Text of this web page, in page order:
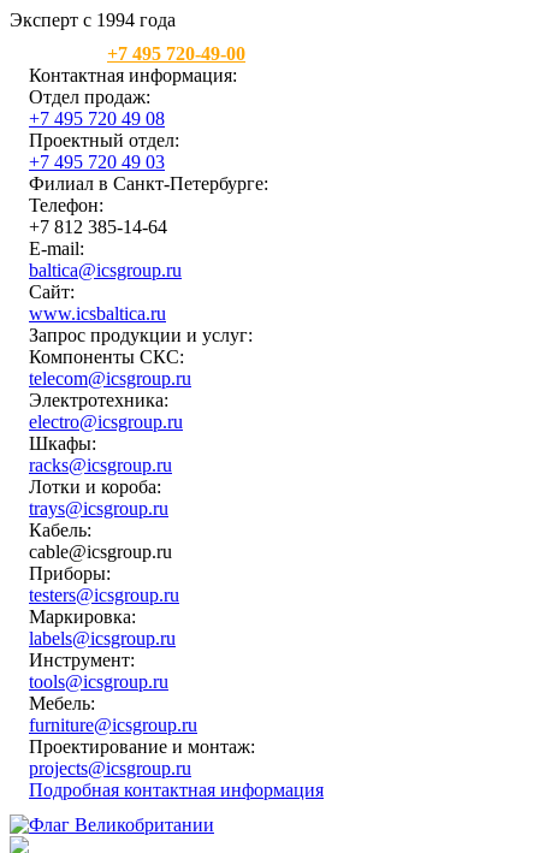
Эксперт с 1994 года
+7 495 720-49-00
Контактная информация:
Отдел продаж:
+7 495 720 49 08
Проектный отдел:
+7 495 720 49 03
Филиал в Санкт-Петербурге:
Телефон:
+7 812 385-14-64
E-mail:
baltica@icsgroup.ru
Сайт:
www.icsbaltica.ru
Запрос продукции и услуг:
Компоненты СКС:
telecom@icsgroup.ru
Электротехника:
electro@icsgroup.ru
Шкафы:
racks@icsgroup.ru
Лотки и короба:
trays@icsgroup.ru
Кабель:
cable@icsgroup.ru
Приборы:
testers@icsgroup.ru
Маркировка:
labels@icsgroup.ru
Инструмент:
tools@icsgroup.ru
Мебель:
furniture@icsgroup.ru
Проектирование и монтаж:
projects@icsgroup.ru
Подробная контактная информация